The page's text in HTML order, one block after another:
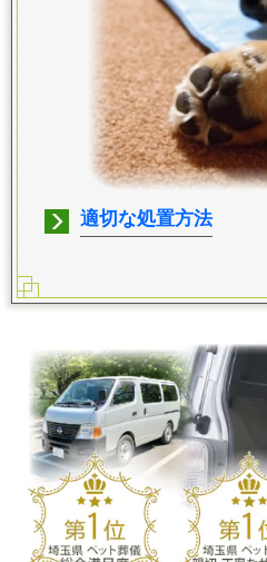
適切な処置方法